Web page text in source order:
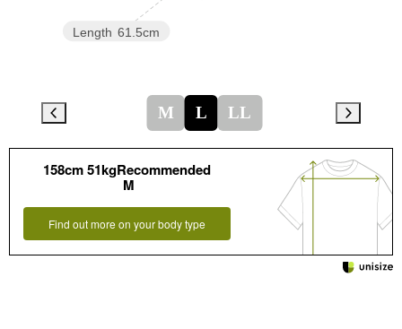
Length 61.5cm
M L LL
158cm 51kgRecommended
M
Find out more on your body type